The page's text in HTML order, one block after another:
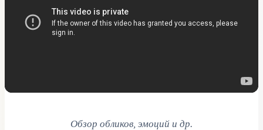
Обзор обликов, эмоций и др.